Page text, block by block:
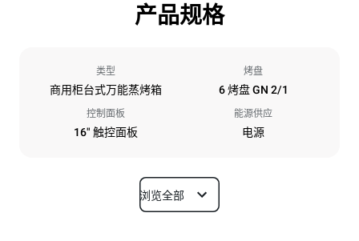
产品规格
类型
商用柜台式万能蒸烤箱
烤盘
6 烤盘 GN 2/1
控制面板
16" 触控面板
能源供应
电源
尺寸
浏览全部